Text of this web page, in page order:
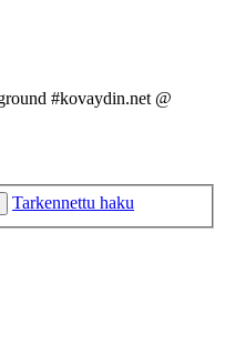
#kovaydin.net @
Tarkennettu haku